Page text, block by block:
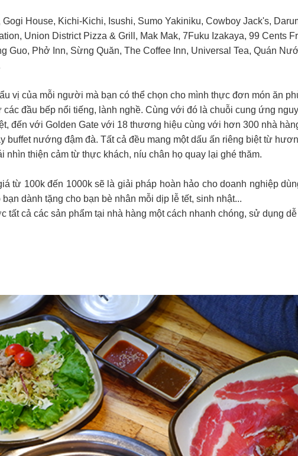
House, Kichi-Kichi, Isushi, Sumo Yakiniku, Cowboy Jack's,
Union District Pizza & Grill, Mak Mak, 7Fuku Izakaya, 99 Cents
Guo, Phở Inn, Sừng Quăn, The Coffee Inn, Universal Tea,Quán
vị của mỗi người mà bạn có thể chọn cho mình thực đơn món ăn
đầu bếp nổi tiếng, lành nghề. Cùng với đó là chuỗi cung ứng
đến với Golden Gate với 18 thương hiệu cùng với hơn 300 nhà
buffet nướng đậm đà. Tất cả đều mang một dấu ấn riêng biệt từ
nhìn thiện cảm từ thực khách, níu chân họ quay lại ghé thăm.
từ 100k đến 1000k sẽ là giải pháp hoàn hảo cho doanh nghiệp
dành tặng cho bạn bè nhân mỗi dịp lễ tết, sinh nhật...
tất cả các sản phẩm tại nhà hàng một cách nhanh chóng, sử dụng